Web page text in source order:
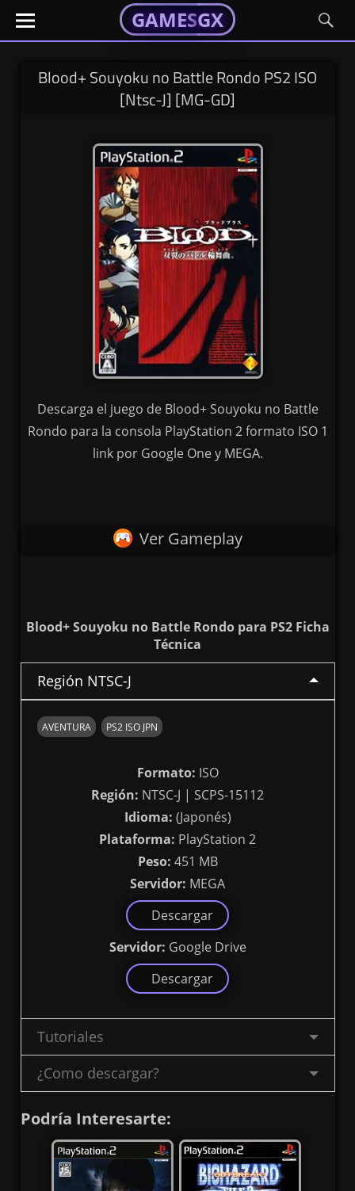
Skip
GAMESGX
El
portal
GAMESGX
GAMESGX
El
portal
Blood+ Souyoku no Battle Rondo PS2 ISO
[Ntsc-J] [MG-GD]
Descarga el juego de Blood+ Souyoku no Battle
Rondo para la consola PlayStation 2 formato ISO 1
link por Google One y MEGA.
Ver Gameplay
Blood+ Souyoku no Battle Rondo para PS2 Ficha
Técnica
Región NTSC-J
AVENTURA PS2 ISO JPN
Formato: ISO
Región: NTSC-J | SCPS-15112
Idioma: (Japonés)
Plataforma: PlayStation 2
Peso: 451 MB
Servidor: MEGA
Descargar
Servidor: Google Drive
Descargar
Tutoriales
¿Como descargar?
Podría Interesarte: